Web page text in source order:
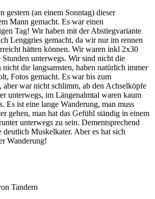
gestern (an einem Sonntag) dieser
Mann gemacht. Es war einen
Tag! Wir haben mit der Abstiegvariante
Lenggries gemacht, da wir nur im rennen
hätten können. Wir waren inkl 2x30
Stunden unterwegs. Wir sind nicht die
nicht die langsamsten, haben natürlich immer
Fotos gemacht. Es war bis zum
war nicht schlimm, ab den Achselköpfe
unterwegs, im Längenalmtal waren kaum
Es ist eine lange Wanderung, man muss
gehen, man hat das Gefühl ständig in einem
unterwegs zu sein. Dementsprechend
deutlich Muskelkater. Aber es hat sich
Wanderung!
Tandern